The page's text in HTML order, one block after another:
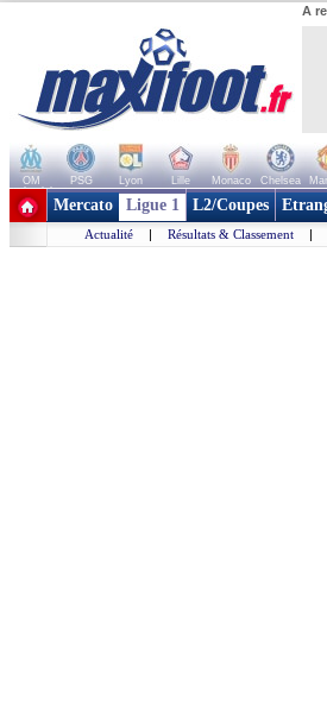
A
OM PSG Lyon Lille Monaco Chelsea
+ de clubs
Mercato Ligue 1 L2/Coupes
Actualité | Résultats & Classement |